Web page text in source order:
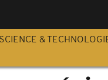
SCIENCE &